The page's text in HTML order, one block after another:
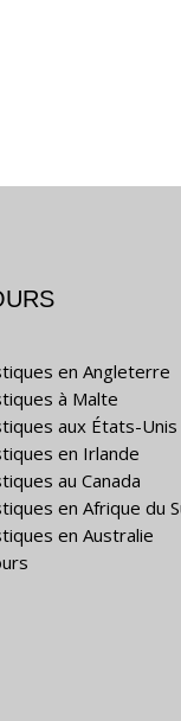
en Angleterre
à Malte
aux États-Unis
en Irlande
au Canada
en Afrique du
en Australie